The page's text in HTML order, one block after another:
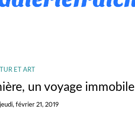
ET ART
un voyage immobile
jeudi, février 21, 2019